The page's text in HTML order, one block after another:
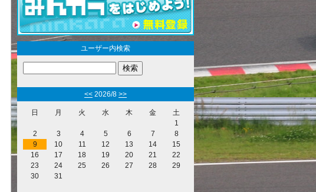
ユーザー内検索
<< 2026/8 >>
日 月 火 水 木 金
土
1
2
3 4 5 6 7
8
9
10 11 12 13 14
15
16
17 18 19 20 21
22
23
24 25 26 27 28
29
30
31